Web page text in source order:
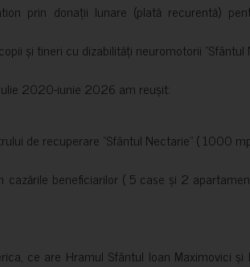
prin donații lunare (plată recurentă)
și tineri cu dizabilități neuromotorii ”Sfântul
2020-iunie 2026 am reușit:
de recuperare ”Sfântul Nectarie” ( 1000
cazările beneficiarilor ( 5 case și 2
ce are Hramul Sfântul Ioan Maximovici și